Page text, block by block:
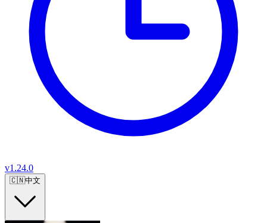
v1.24.0
🇨🇳中文